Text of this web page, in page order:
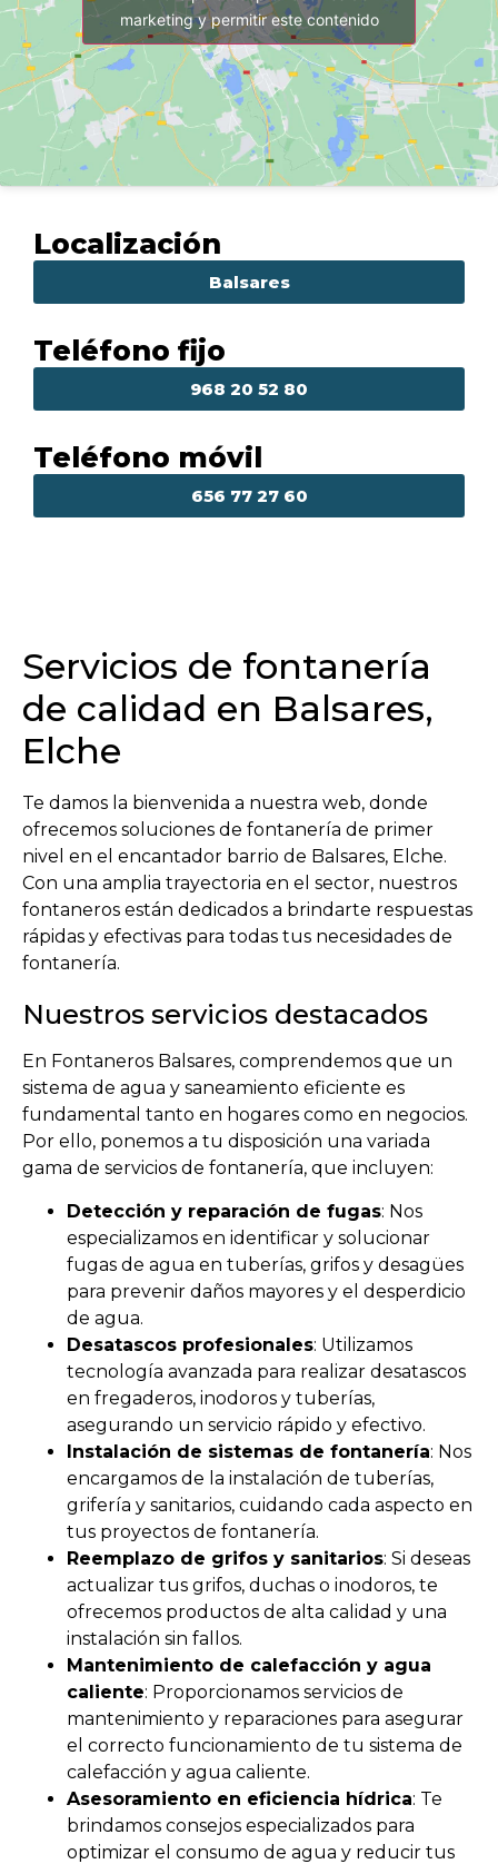
marketing y permitir este contenido
Localización
Balsares
Teléfono fijo
968 20 52 80
Teléfono móvil
656 77 27 60
Servicios de fontanería
de calidad en Balsares,
Elche
Te damos la bienvenida a nuestra web, donde
ofrecemos soluciones de fontanería de primer
nivel en el encantador barrio de Balsares, Elche.
Con una amplia trayectoria en el sector, nuestros
fontaneros están dedicados a brindarte respuestas
rápidas y efectivas para todas tus necesidades de
fontanería.
Nuestros servicios destacados
En Fontaneros Balsares, comprendemos que un
sistema de agua y saneamiento eficiente es
fundamental tanto en hogares como en negocios.
Por ello, ponemos a tu disposición una variada
gama de servicios de fontanería, que incluyen:
Detección y reparación de fugas: Nos
especializamos en identificar y solucionar
fugas de agua en tuberías, grifos y desagües
para prevenir daños mayores y el desperdicio
de agua.
Desatascos profesionales: Utilizamos
tecnología avanzada para realizar desatascos
en fregaderos, inodoros y tuberías,
asegurando un servicio rápido y efectivo.
Instalación de sistemas de fontanería: Nos
encargamos de la instalación de tuberías,
grifería y sanitarios, cuidando cada aspecto en
tus proyectos de fontanería.
Reemplazo de grifos y sanitarios: Si deseas
actualizar tus grifos, duchas o inodoros, te
ofrecemos productos de alta calidad y una
instalación sin fallos.
Mantenimiento de calefacción y agua
caliente: Proporcionamos servicios de
mantenimiento y reparaciones para asegurar
el correcto funcionamiento de tu sistema de
calefacción y agua caliente.
Asesoramiento en eficiencia hídrica: Te
brindamos consejos especializados para
optimizar el consumo de agua y reducir tus